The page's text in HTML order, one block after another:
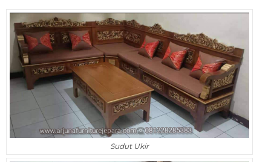
Sudut Ukir